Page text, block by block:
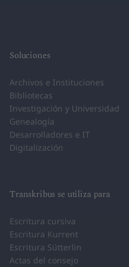
Soluciones
Archivos e Instituciones
Bibliotecas
Investigación y Universidad
Genealogía
Desarrolladores e IT
Digitalización
Transkribus se utiliza para
Escritura cursiva
Escritura Kurrent
Escritura Sütterlin
Actas del consejo